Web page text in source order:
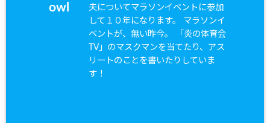
owl
夫についてマラソンイベントに参加
して１０年になります。 マラソンイ
ベントが、無い昨今。 「炎の体育会
TV」のマスクマンを当てたり、アス
リートのことを書いたりしていま
す！